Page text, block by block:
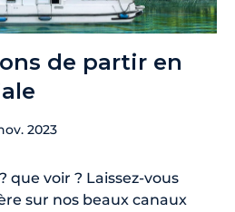
de partir en
2023
que voir ? Laissez-vous
sur nos beaux canaux